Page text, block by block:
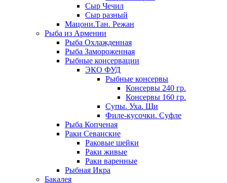
Сыр Чечил
Сыр разный
Мацони.Тан. Режан
Рыба из Армении
Рыба Охлажденная
Рыба Замороженная
Рыбные консервации
ЭКО ФУД
Рыбные консервы
Консервы 240 гр.
Консервы 160 гр.
Супы. Уха. Щи
Филе-кусочки. Суфле
Рыба Копченая
Раки Севанские
Раковые шейки
Раки живые
Раки варенные
Рыбная Икра
Бакалея